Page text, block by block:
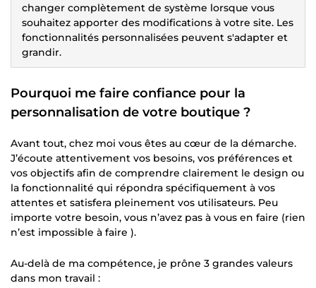
changer complètement de système lorsque vous
souhaitez apporter des modifications à votre site. Les
fonctionnalités personnalisées peuvent s'adapter et
grandir.
Pourquoi me faire confiance pour la
personnalisation de votre boutique ?
Avant tout, chez moi vous êtes au cœur de la démarche.
J’écoute attentivement vos besoins, vos préférences et
vos objectifs afin de comprendre clairement le design ou
la fonctionnalité qui répondra spécifiquement à vos
attentes et satisfera pleinement vos utilisateurs. Peu
importe votre besoin, vous n’avez pas à vous en faire (rien
n’est impossible à faire ).
Au-delà de ma compétence, je prône 3 grandes valeurs
dans mon travail :